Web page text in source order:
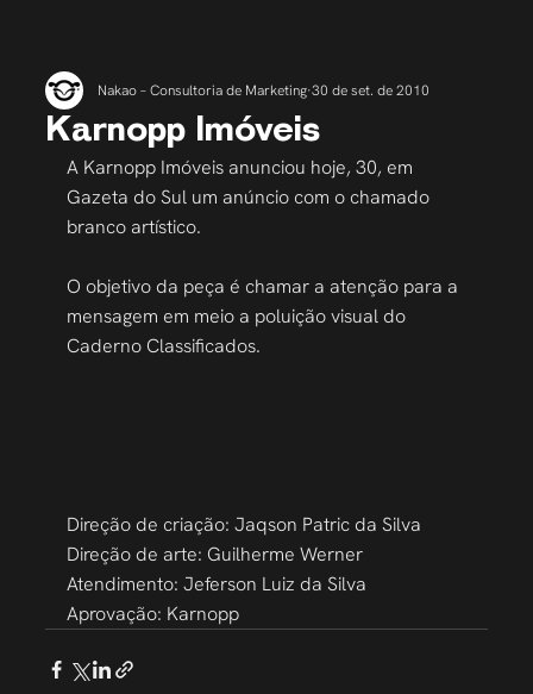
Karnopp Imóveis
Nakao – Consultoria de Marketing 30 de set. de 2010
A Karnopp Imóveis anunciou hoje, 30, em
Gazeta do Sul um anúncio com o chamado
branco artístico.
O objetivo da peça é chamar a atenção para a
mensagem em meio a poluição visual do
Caderno Classificados.
Direção de criação: Jaqson Patric da Silva
Direção de arte: Guilherme Werner
Atendimento: Jeferson Luiz da Silva
Aprovação: Karnopp